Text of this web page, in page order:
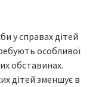
у справах дітей
особливої
обставинах.
дітей зменшує в